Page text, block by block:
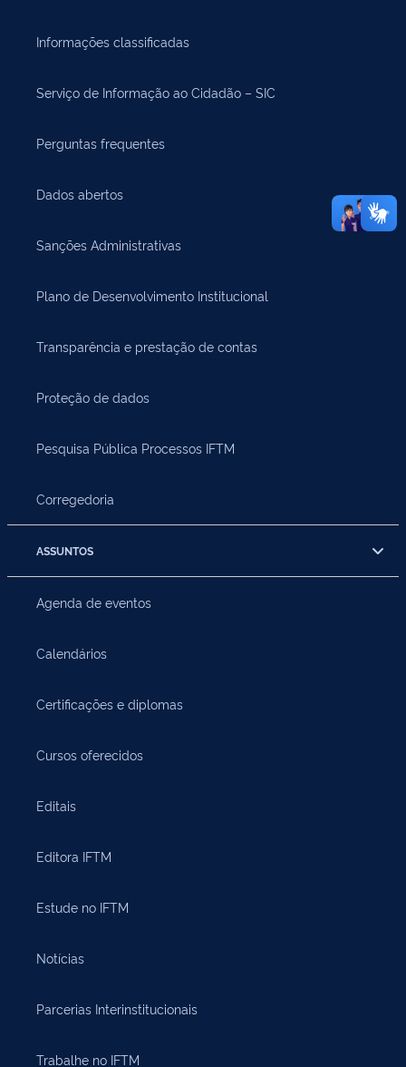
Informações classificadas
Serviço de Informação ao Cidadão – SIC
Perguntas frequentes
Dados abertos
Sanções Administrativas
Plano de Desenvolvimento Institucional
Transparência e prestação de contas
Proteção de dados
Pesquisa Pública Processos IFTM
Corregedoria
ASSUNTOS
Agenda de eventos
Calendários
Certificações e diplomas
Cursos oferecidos
Editais
Editora IFTM
Estude no IFTM
Notícias
Parcerias Interinstitucionais
Trabalhe no IFTM